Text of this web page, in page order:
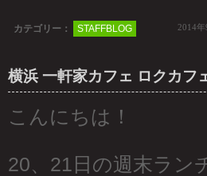
カテゴリー： STAFFBLOG 2014年
横浜 一軒家カフェ ロクカフ
こんにちは！
20、21日の週末ラン